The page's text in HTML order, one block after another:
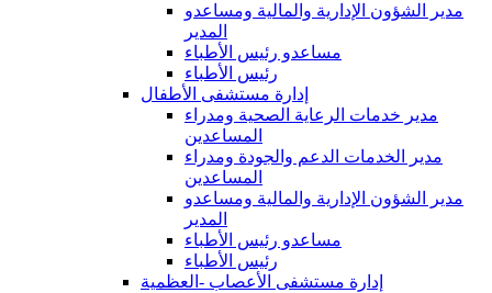
مدير الشؤون الإدارية والمالية ومساعدو
المدير
مساعدو رئيس الأطباء
رئيس الأطباء
إدارة مستشفى الأطفال
مدير خدمات الرعاية الصحية ومدراء
المساعدين
مدير الخدمات الدعم والجودة ومدراء
المساعدين
مدير الشؤون الإدارية والمالية ومساعدو
المدير
مساعدو رئيس الأطباء
رئيس الأطباء
إدارة مستشفى الأعصاب -العظمية